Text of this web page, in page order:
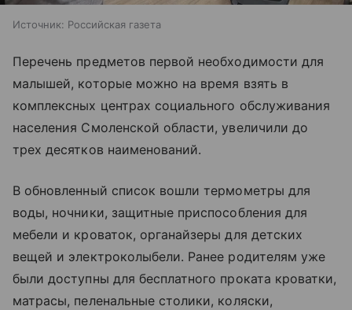
Источник: Российская газета
Перечень предметов первой необходимости для
малышей, которые можно на время взять в
комплексных центрах социального обслуживания
населения Смоленской области, увеличили до
трех десятков наименований.
В обновленный список вошли термометры для
воды, ночники, защитные приспособления для
мебели и кроваток, органайзеры для детских
вещей и электроколыбели. Ранее родителям уже
были доступны для бесплатного проката кроватки,
матрасы, пеленальные столики, коляски,